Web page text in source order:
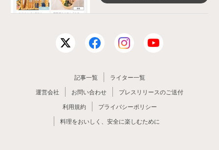
記事一覧
ライター一覧
運営会社
お問い合わせ
プレスリリースのご送付
利用規約
プライバシーポリシー
料理をおいしく、安全に楽しむために